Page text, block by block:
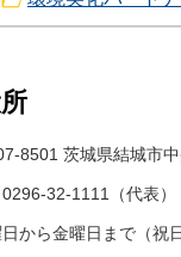
8501 茨城県結城市
0296-32-1111（代表）
日から金曜日まで（祝